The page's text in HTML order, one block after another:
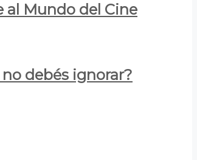
al Mundo del Cine
debés ignorar?